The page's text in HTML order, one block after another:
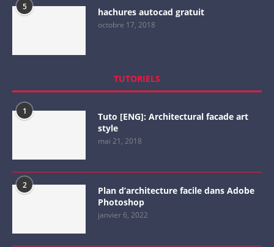
5 hachures autocad gratuit
octobre 17, 2018
TUTORIELS
1
Tuto [ENG]: Architectural facade art
style
mai 21, 2018
2
Plan d’architecture facile dans Adobe
Photoshop
janvier 6, 2022